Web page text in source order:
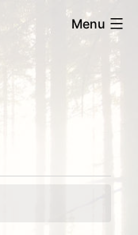
Menu